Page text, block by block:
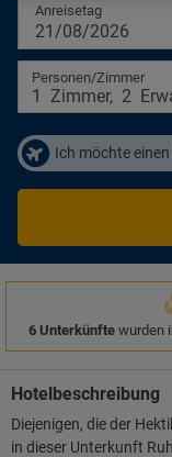
Anreisetag
21/08/2026
Personen/Zimmer
1 Zimmer, 2
Ich möchte
6 Unterkünftewurden
Hotelbeschreibung
Diejenigen, die der
in dieser Unterkunft